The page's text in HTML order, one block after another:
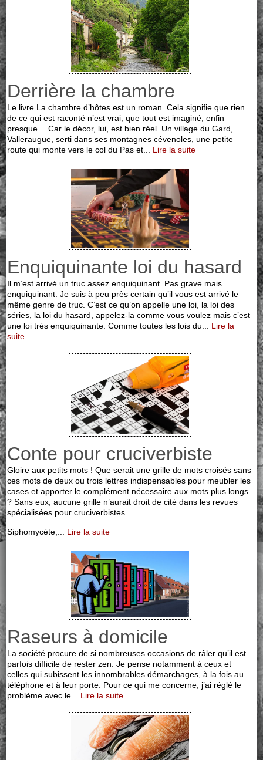
Derrière la chambre
Le livre La chambre d’hôtes est un roman. Cela signifie que rien
de ce qui est raconté n’est vrai, que tout est imaginé, enfin
presque… Car le décor, lui, est bien réel. Un village du Gard,
Valleraugue, serti dans ses montagnes cévenoles, une petite
route qui monte vers le col du Pas et... Lire la suite
Enquiquinante loi du hasard
Il m’est arrivé un truc assez enquiquinant. Pas grave mais
enquiquinant. Je suis à peu près certain qu’il vous est arrivé le
même genre de truc. C’est ce qu’on appelle une loi, la loi des
séries, la loi du hasard, appelez-la comme vous voulez mais c’est
une loi très enquiquinante. Comme toutes les lois du... Lire la
suite
Conte pour cruciverbiste
Gloire aux petits mots ! Que serait une grille de mots croisés sans
ces mots de deux ou trois lettres indispensables pour meubler les
cases et apporter le complément nécessaire aux mots plus longs
? Sans eux, aucune grille n’aurait droit de cité dans les revues
spécialisées pour cruciverbistes.
Siphomycète,... Lire la suite
Raseurs à domicile
La société procure de si nombreuses occasions de râler qu’il est
parfois difficile de rester zen. Je pense notamment à ceux et
celles qui subissent les innombrables démarchages, à la fois au
téléphone et à leur porte. Pour ce qui me concerne, j’ai réglé le
problème avec le... Lire la suite